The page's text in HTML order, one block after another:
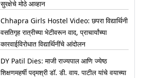
सुरक्षेचे मोठे आव्हान
Chhapra Girls Hostel Video: छपरा विद्यार्थिनी
वसतिगृह रात्रीच्या भेटीवरून वाद, प्राचार्यांच्या
कारवाईविरोधात विद्यार्थिनींचे आंदोलन
DY Patil Dies: माजी राज्यपाल आणि ज्येष्ठ
शिक्षणमहर्षी पद्मश्री डॉ. डी. वाय. पाटील यांचे वयाच्या